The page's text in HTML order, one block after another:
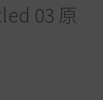
03 原